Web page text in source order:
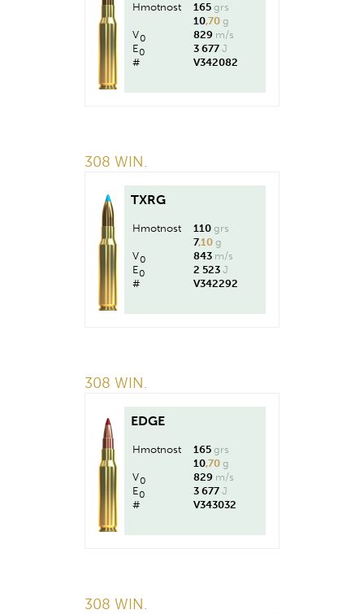
Hmotnost 165 grs
10,70 g
V0 829 m/s
E0 3 677 J
#
V342082
308 WIN.
TXRG
Hmotnost 110 grs
7,10 g
V0 843 m/s
E0 2 523 J
#
V342292
308 WIN.
EDGE
Hmotnost 165 grs
10,70 g
V0 829 m/s
E0 3 677 J
#
V343032
308 WIN.